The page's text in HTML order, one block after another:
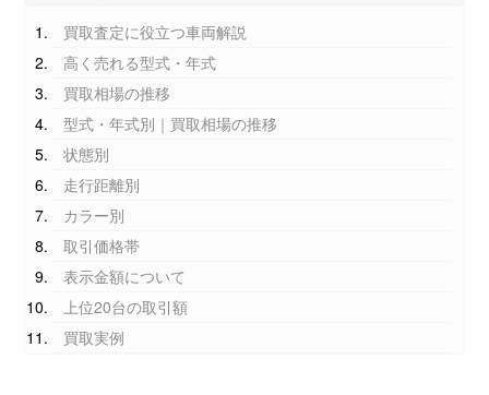
買取査定に役立つ車両解説
高く売れる型式・年式
買取相場の推移
型式・年式別｜買取相場の推移
状態別
走行距離別
カラー別
取引価格帯
表示金額について
上位20台の取引額
買取実例